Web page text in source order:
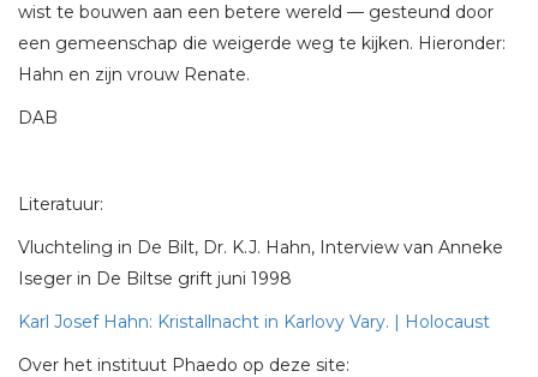
wist te bouwen aan een betere wereld — gesteund door
een gemeenschap die weigerde weg te kijken. Hieronder:
Hahn en zijn vrouw Renate.
DAB
Literatuur:
Vluchteling in De Bilt, Dr. K.J. Hahn, Interview van Anneke
Iseger in De Biltse grift juni 1998
Karl Josef Hahn: Kristallnacht in Karlovy Vary. | Holocaust
Over het instituut Phaedo op deze site: